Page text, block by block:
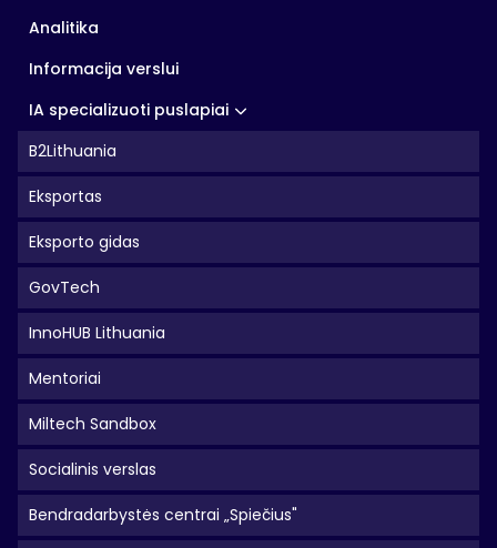
Analitika
Informacija verslui
IA specializuoti puslapiai
B2Lithuania
Eksportas
Eksporto gidas
GovTech
InnoHUB Lithuania
Mentoriai
Miltech Sandbox
Socialinis verslas
Bendradarbystės centrai „Spiečius"